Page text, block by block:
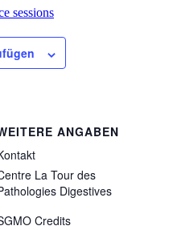
sessions
ANGABEN
La Tour des
Digestives
Credits